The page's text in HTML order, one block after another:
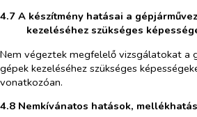
4.7 A készítmény hatásai a
kezeléséhez szükséges
Nem végeztek megfelelő vizsgálatokat a
gépek kezeléséhez szükséges
vonatkozóan.
4.8 Nemkívánatos hatások,